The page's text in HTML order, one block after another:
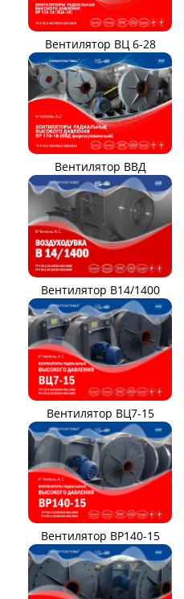
Вентилятор ВЦ 6-28
Вентилятор ВВД
Вентилятор В14/1400
Вентилятор ВЦ7-15
Вентилятор ВР140-15